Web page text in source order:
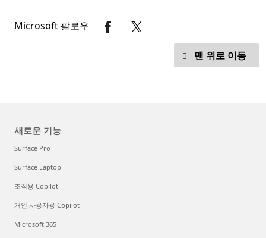
Microsoft 팔로우
맨 위로 이동
새로운 기능
Surface Pro
Surface Laptop
조직용 Copilot
개인 사용자용 Copilot
Microsoft 365